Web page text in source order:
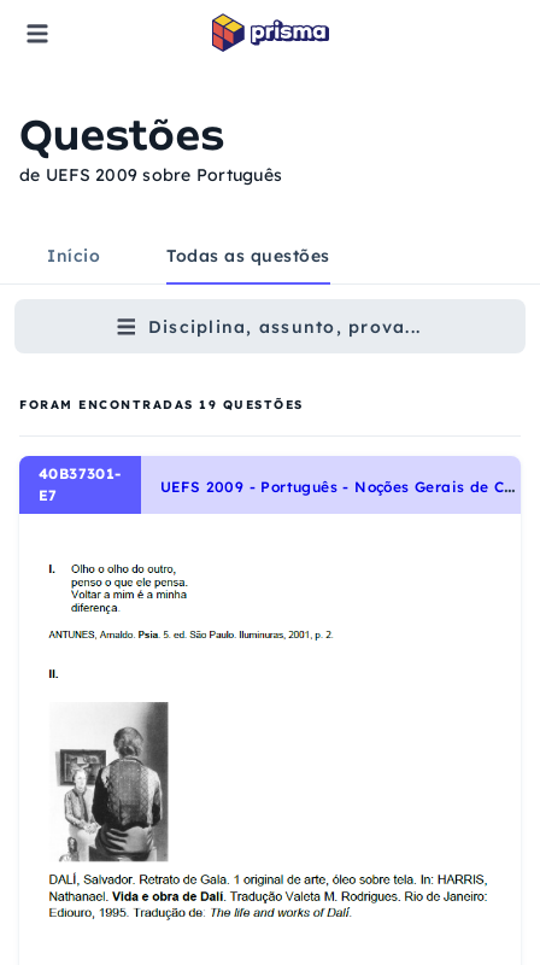
Questões
de UEFS 2009 sobre Português
Início Todas as questões
Disciplina, assunto, prova...
FORAM ENCONTRADAS 19 QUESTÕES
40B37301-
E7
U
EFS 2009 - Português - Noções Gerais de Compreensão e Interpretação de Texto